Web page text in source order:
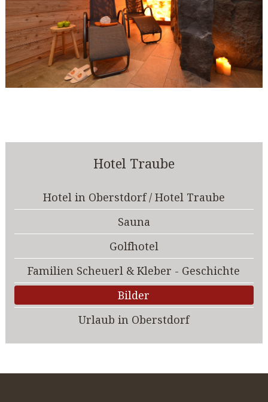
Hotel Traube
Hotel in Oberstdorf / Hotel Traube
Sauna
Golfhotel
Familien Scheuerl & Kleber - Geschichte
Bilder
Urlaub in Oberstdorf